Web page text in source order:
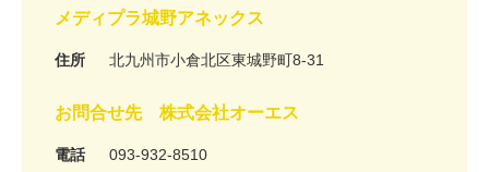
メディプラ城野アネックス
住所 北九州市小倉北区東城野町8-31
お問合せ先 株式会社オーエス
電話 093-932-8510